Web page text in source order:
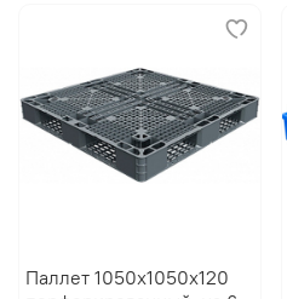
Паллет 1050х1050х120